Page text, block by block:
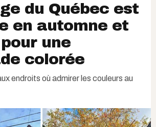
du Québec est
en automne et
une
colorée
endroits où admirer les couleurs au